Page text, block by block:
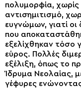
πολυμορφία,
αντισημιτισμό,
ευγνώμων, γιατί οι
που
εξελίχθηκαν τόσο
εύρος. Πολλές
εξέλιξη, όπως το
Ίδρυμα Νεολαίας,
γέφυρες